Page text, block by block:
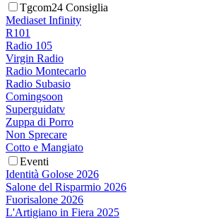
Tgcom24 Consiglia
Mediaset Infinity
R101
Radio 105
Virgin Radio
Radio Montecarlo
Radio Subasio
Comingsoon
Superguidatv
Zuppa di Porro
Non Sprecare
Cotto e Mangiato
Eventi
Identità Golose 2026
Salone del Risparmio 2026
Fuorisalone 2026
L'Artigiano in Fiera 2025